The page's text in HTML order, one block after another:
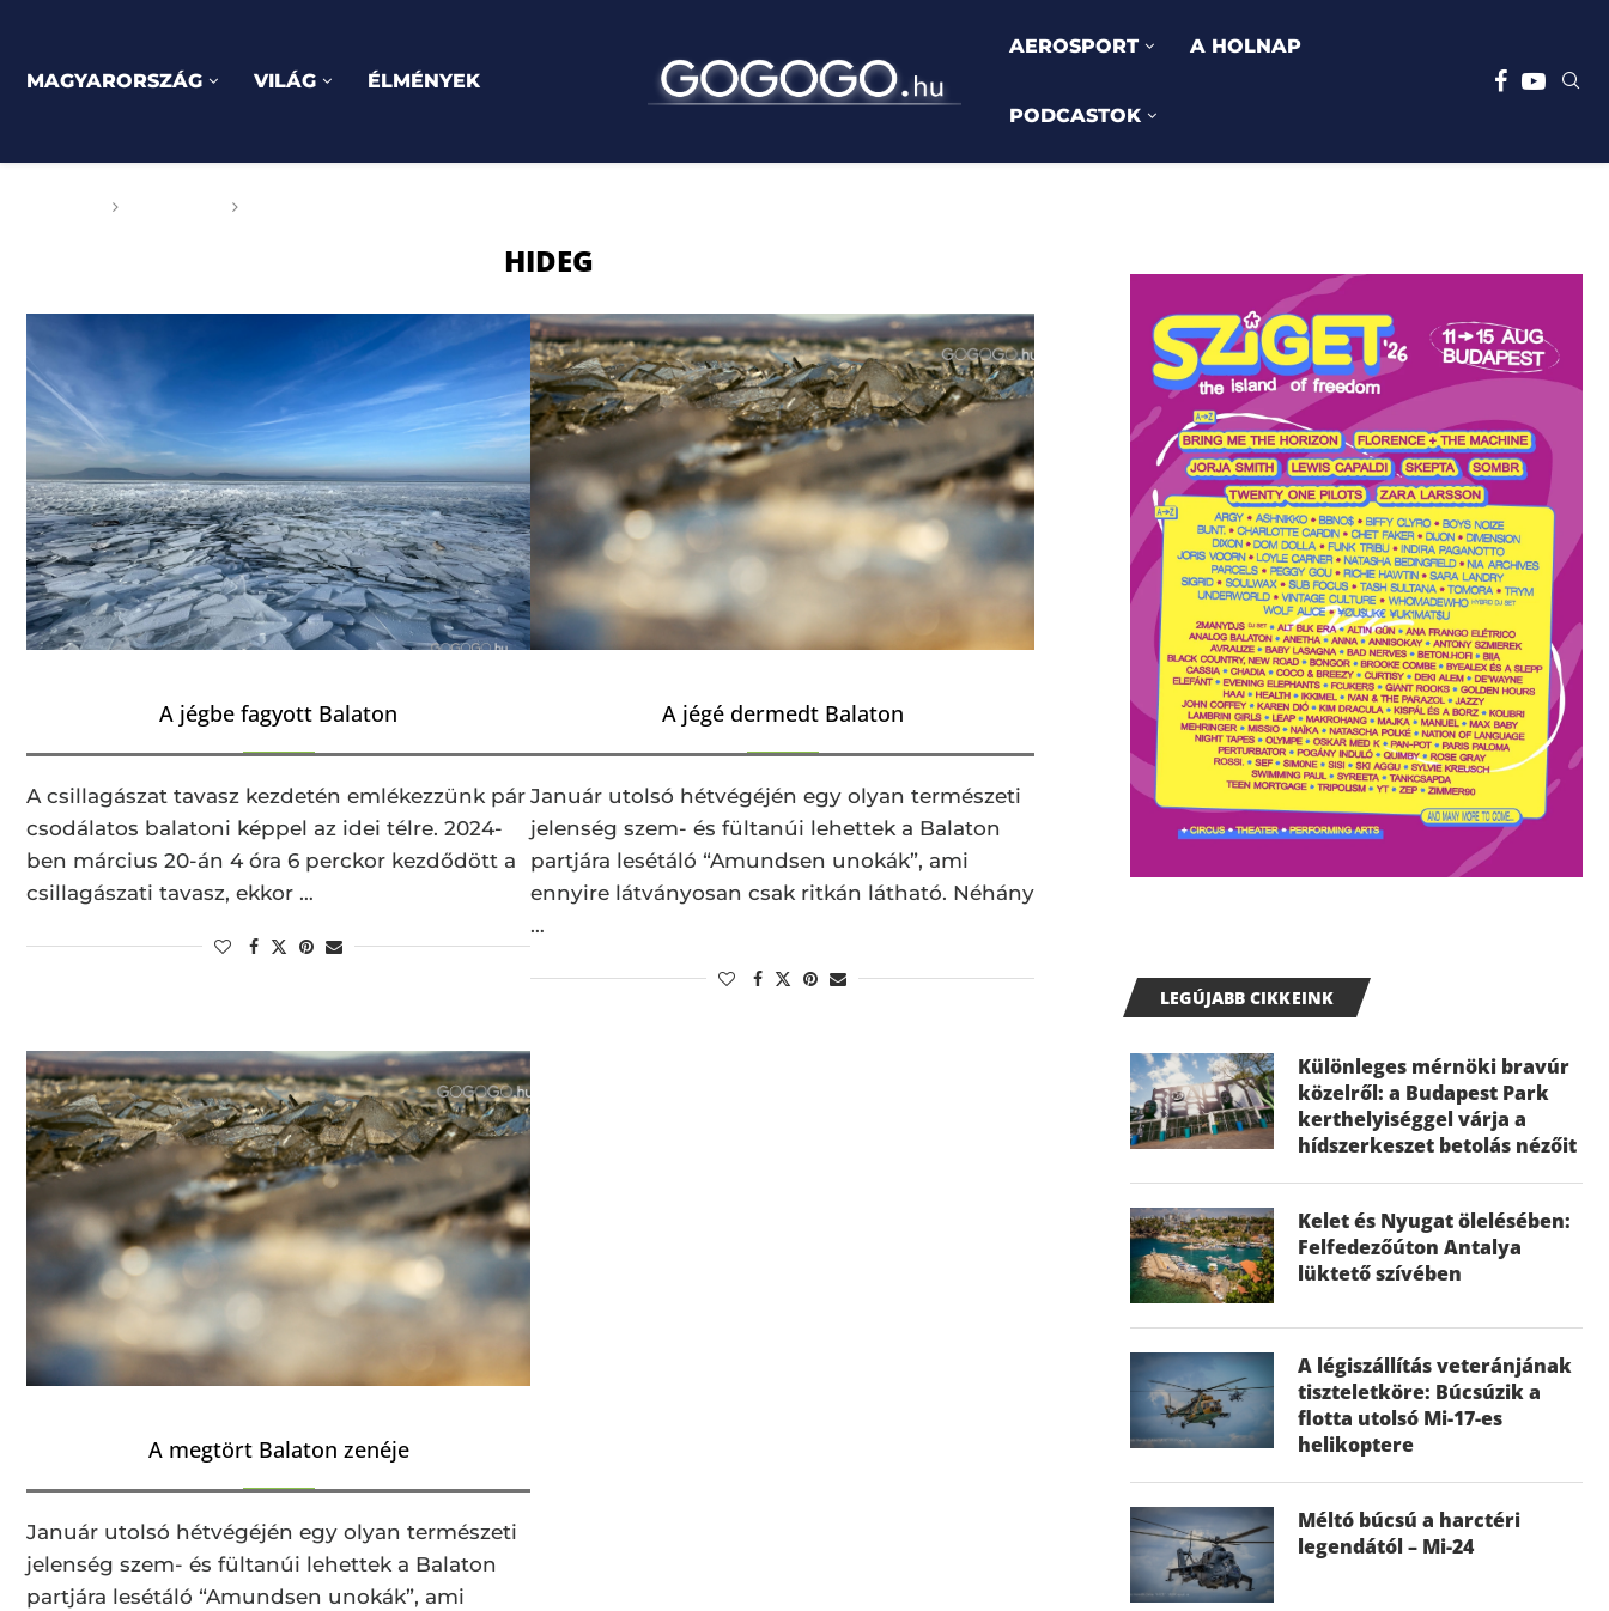
MAGYARORSZÁG VILÁG ÉLMÉNYEK
AEROSPORT A HOLNAP
PODCASTOK
HIDEG
A jégbe fagyott Balaton
A csillagászat tavasz kezdetén emlékezzünk pár
csodálatos balatoni képpel az idei télre. 2024-
ben március 20-án 4 óra 6 perckor kezdődött a
csillagászati tavasz, ekkor …
A jégé dermedt Balaton
Január utolsó hétvégéjén egy olyan természeti
jelenség szem- és fültanúi lehettek a Balaton
partjára lesétáló “Amundsen unokák”, ami
ennyire látványosan csak ritkán látható. Néhány
…
A megtört Balaton zenéje
Január utolsó hétvégéjén egy olyan természeti
jelenség szem- és fültanúi lehettek a Balaton
partjára lesétáló “Amundsen unokák”, ami
LEGÚJABB CIKKEINK
Különleges mérnöki bravúr
közelről: a Budapest Park
kerthelyiséggel várja a
hídszerkeszet betolás nézőit
Kelet és Nyugat ölelésében:
Felfedezőúton Antalya
lüktető szívében
A légiszállítás veteránjának
tiszteletköre: Búcsúzik a
flotta utolsó Mi-17-es
helikoptere
Méltó búcsú a harctéri
legendától – Mi-24